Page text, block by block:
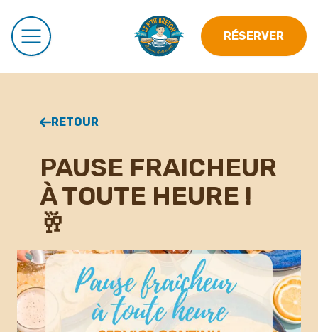
RÉSERVER
RETOUR
PAUSE FRAICHEUR
À TOUTE HEURE !
🥂